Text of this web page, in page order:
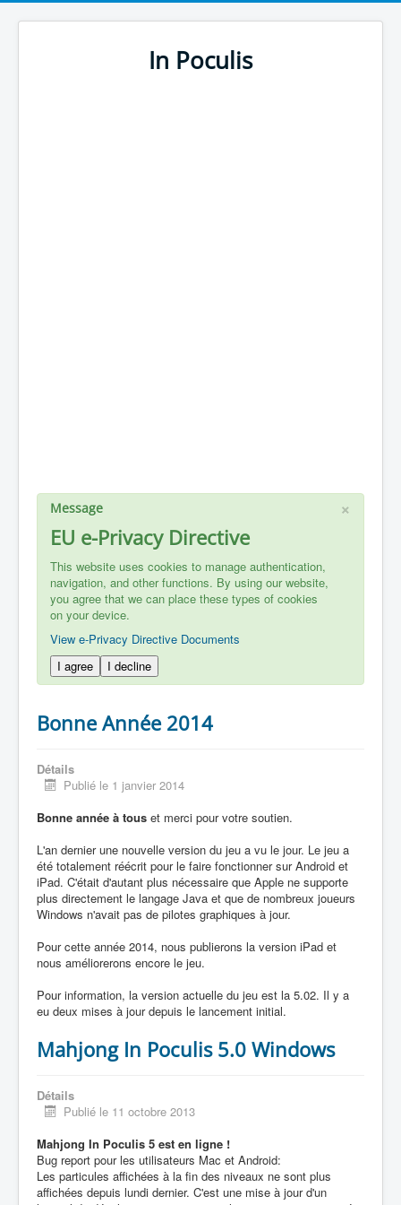
In Poculis
×
Message
EU e-Privacy Directive
This website uses cookies to manage authentication,
navigation, and other functions. By using our website,
you agree that we can place these types of cookies
on your device.
View e-Privacy Directive Documents
I agree
I decline
Bonne Année 2014
Détails
Publié le 1 janvier 2014
Bonne année à tous et merci pour votre soutien.
L'an dernier une nouvelle version du jeu a vu le jour. Le jeu a
été totalement réécrit pour le faire fonctionner sur Android et
iPad. C'était d'autant plus nécessaire que Apple ne supporte
plus directement le langage Java et que de nombreux joueurs
Windows n'avait pas de pilotes graphiques à jour.
Pour cette année 2014, nous publierons la version iPad et
nous améliorerons encore le jeu.
Pour information, la version actuelle du jeu est la 5.02. Il y a
eu deux mises à jour depuis le lancement initial.
Mahjong In Poculis 5.0 Windows
Détails
Publié le 11 octobre 2013
Mahjong In Poculis 5 est en ligne !
Bug report pour les utilisateurs Mac et Android:
Les particules affichées à la fin des niveaux ne sont plus
affichées depuis lundi dernier. C'est une mise à jour d'un